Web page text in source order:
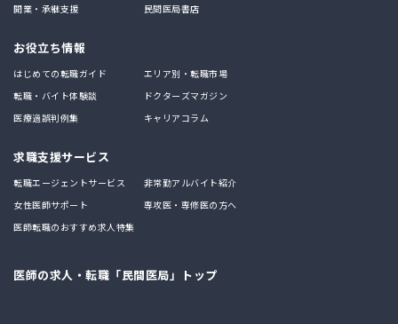
開業・承継支援
民間医局書店
お役立ち情報
はじめての転職ガイド
エリア別・転職市場
転職・バイト体験談
ドクターズマガジン
医療過誤判例集
キャリアコラム
求職支援サービス
転職エージェントサービス
非常勤アルバイト紹介
女性医師サポート
専攻医・専修医の方へ
医師転職のおすすめ求人特集
医師の求人・転職「民間医局」トップ